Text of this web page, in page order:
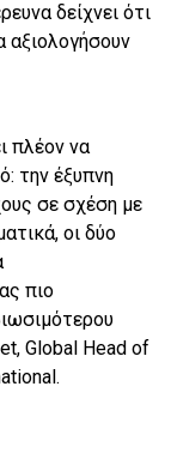
δείχνει ότι
αξιολογήσουν
πλέον να
την έξυπνη
σε σχέση με
οι δύο
πιο
Global Head of